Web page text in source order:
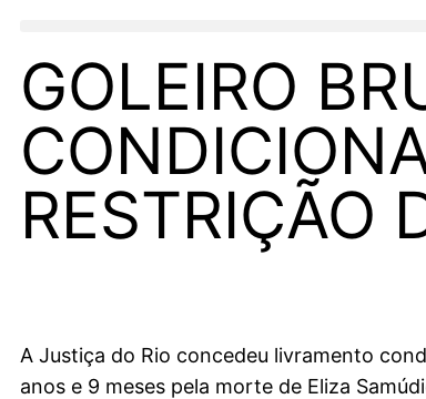
GOLEIRO
RESTRIÇÃO
A Justiça do Rio concedeu livramento
anos e 9 meses pela morte de Eliza